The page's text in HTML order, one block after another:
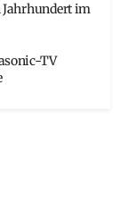
Jahrhundert im
TV